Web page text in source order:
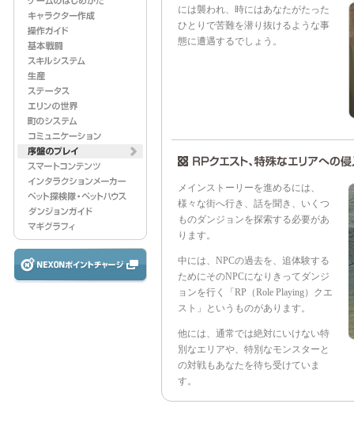
には襲われ、時にはあなたがたった
ひとりで苦難を潜り抜けるような事
態に遭遇するでしょう。
メインストーリーを進めるには、
様々な街へ行き、話を聞き、いくつ
ものダンジョンを探索する必要があ
ります。
中には、NPCの過去を、追体験する
ためにそのNPCになりきってダンジ
ョンを行く「RP（Role Playing）クエ
スト」というものがあります。
他には、通常では絶対にいけない特
別なエリアや、特別なモンスターと
の対戦もあなたを待ち受けていま
す。